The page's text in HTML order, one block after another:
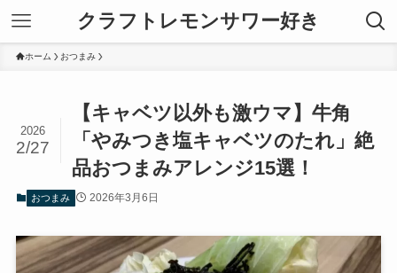
クラフトレモンサワー好き
ホーム おつまみ
【キャベツ以外も激ウマ】牛角
「やみつき塩キャベツのたれ」絶
品おつまみアレンジ15選！
2026
2/27
おつまみ 2026年3月6日